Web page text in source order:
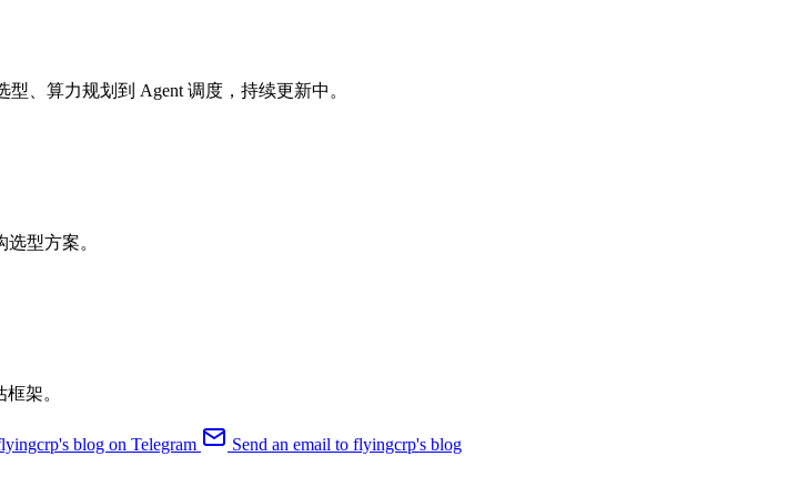
、算力规划到 Agent 调度，持续更新中。
型方案。
架。
blog on Telegram
Send an email to flyingcrp's blog